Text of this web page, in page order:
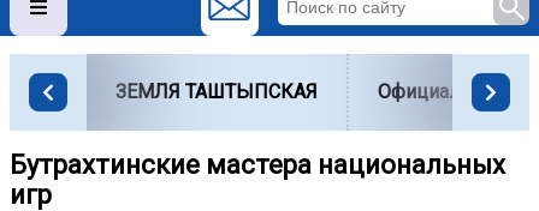
ЗЕМЛЯ ТАШТЫПСКАЯ Официально
Бутрахтинские мастера национальных
игр